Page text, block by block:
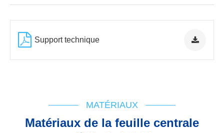
Support technique
MATÉRIAUX
Matériaux de la feuille centrale